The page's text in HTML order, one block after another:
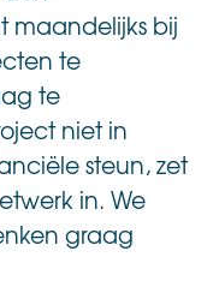
maandelijks bij
te
te
niet in
steun, zet
in. We
graag